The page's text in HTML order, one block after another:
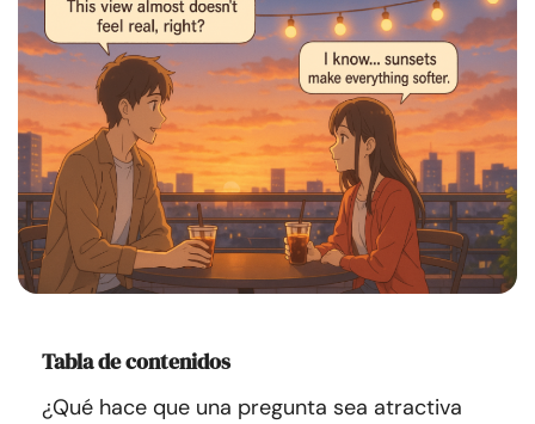
Familia
Ayuda
Cursos
Recursos
Tabla de contenidos
¿Qué hace que una pregunta sea atractiva